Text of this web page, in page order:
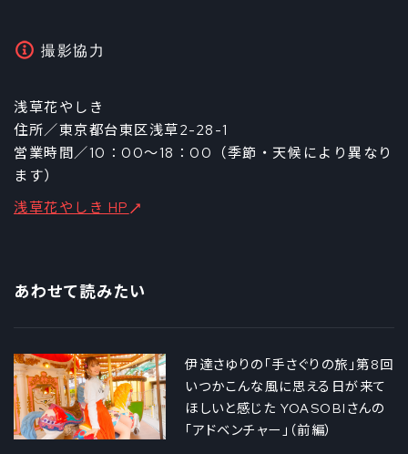
撮影協力
浅草花やしき
住所／東京都台東区浅草2-28-1
営業時間／10：00～18：00（季節・天候により異なり
ます）
浅草花やしき HP
あわせて読みたい
伊達さゆりの「手さぐりの旅」第8回
いつかこんな風に思える日が来て
ほしいと感じた YOASOBIさんの
「アドベンチャー」（前編）